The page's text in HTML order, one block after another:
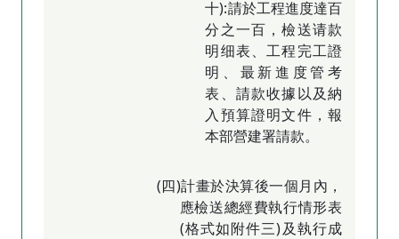
十):請於工程進度達百
分之一百，檢送请款
明细表、工程完工證
明、最新進度管考
表、請款收據以及納
入預算證明文件，報
本部營建署請款。
(四)計畫於決算後一個月內，
應檢送總經費執行情形表
(格式如附件三)及執行成